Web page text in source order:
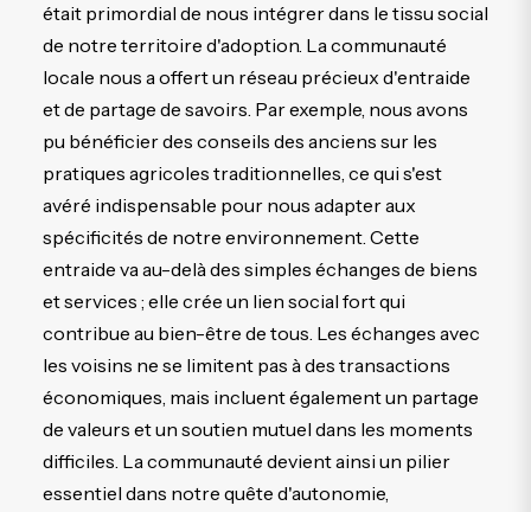
était primordial de nous intégrer dans le tissu social
de notre territoire d'adoption. La communauté
locale nous a offert un réseau précieux d'entraide
et de partage de savoirs. Par exemple, nous avons
pu bénéficier des conseils des anciens sur les
pratiques agricoles traditionnelles, ce qui s'est
avéré indispensable pour nous adapter aux
spécificités de notre environnement. Cette
entraide va au-delà des simples échanges de biens
et services ; elle crée un lien social fort qui
contribue au bien-être de tous. Les échanges avec
les voisins ne se limitent pas à des transactions
économiques, mais incluent également un partage
de valeurs et un soutien mutuel dans les moments
difficiles. La communauté devient ainsi un pilier
essentiel dans notre quête d'autonomie,